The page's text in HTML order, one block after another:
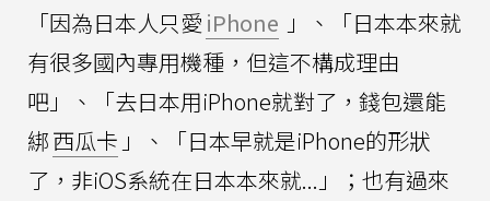
「因為日本人只愛 iPhone 」、「日本本來就
有很多國內專用機種，但這不構成理由
吧」、「去日本用iPhone就對了，錢包還能
綁西瓜卡 」、「日本早就是iPhone的形狀
了，非iOS系統在日本本來就...」；也有過來